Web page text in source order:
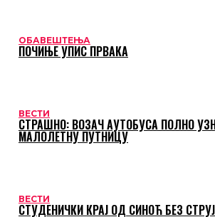
ОБАВЕШТЕЊА
ПОЧИЊЕ УПИС ПРВАКА
ВЕСТИ
СТРАШНО: ВОЗАЧ АУТОБУСА ПОЛНО
МАЛОЛЕТНУ ПУТНИЦУ
ВЕСТИ
СТУДЕНИЧКИ КРАЈ ОД СИНОЋ БЕЗ